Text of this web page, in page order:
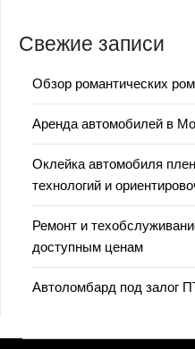
Свежие записи
Обзор романтических
Аренда автомобилей в
Оклейка автомобиля
технологий и
Ремонт и
доступным ценам
Автоломбард под залог